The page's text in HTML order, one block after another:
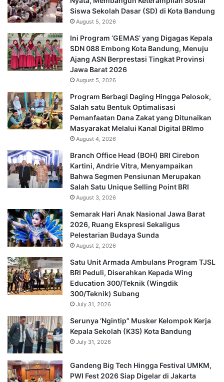
Siswa Sekolah Dasar (SD) di Kota Bandung
August 5, 2026
Ini Program ‘GEMAS’ yang Digagas Kepala
SDN 088 Embong Kota Bandung, Menuju
Ajang ASN Berprestasi Tingkat Provinsi
Jawa Barat 2026
August 5, 2026
Program Berbagi Daging Hingga Pelosok,
Salah satu Bentuk Optimalisasi
Pemanfaatan Dana Zakat yang Ditunaikan
Masyarakat Melalui Kanal Digital BRImo
August 4, 2026
Branch Office Head (BOH) BRI Cirebon
Kartini, Andrie Vitra, Menyampaikan
Bahwa Segmen Pensiunan Merupakan
Salah Satu Unique Selling Point BRI
August 3, 2026
Semarak Hari Anak Nasional Jawa Barat
2026, Ruang Ekspresi Sekaligus
Pelestarian Budaya Sunda
August 2, 2026
Satu Unit Armada Ambulans Program TJSL
BRI Peduli, Diserahkan Kepada Wing
Education 300/Teknik (Wingdik
300/Teknik) Subang
July 31, 2026
Serunya ‘Ngintip” Musker Kelompok Kerja
Kepala Sekolah (K3S) Kota Bandung
July 31, 2026
Gandeng Big Tech Hingga Festival UMKM,
PWI Fest 2026 Siap Digelar di Jakarta